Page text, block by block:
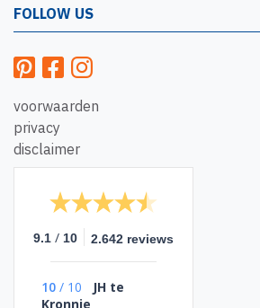
FOLLOW US
voorwaarden
privacy
disclaimer
9.1 / 10 2.642 reviews
10 / 10
JH te
Kronnie